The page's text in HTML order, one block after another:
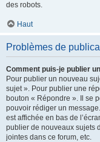
des robots.
Haut
Problèmes de
Comment puis-je publier
Pour publier un nouveau
sujet ». Pour publier une
bouton « Répondre ». Il se
pouvoir rédiger un
est affichée en bas de
publier de nouveaux sujets
jointes dans ce forum, etc.